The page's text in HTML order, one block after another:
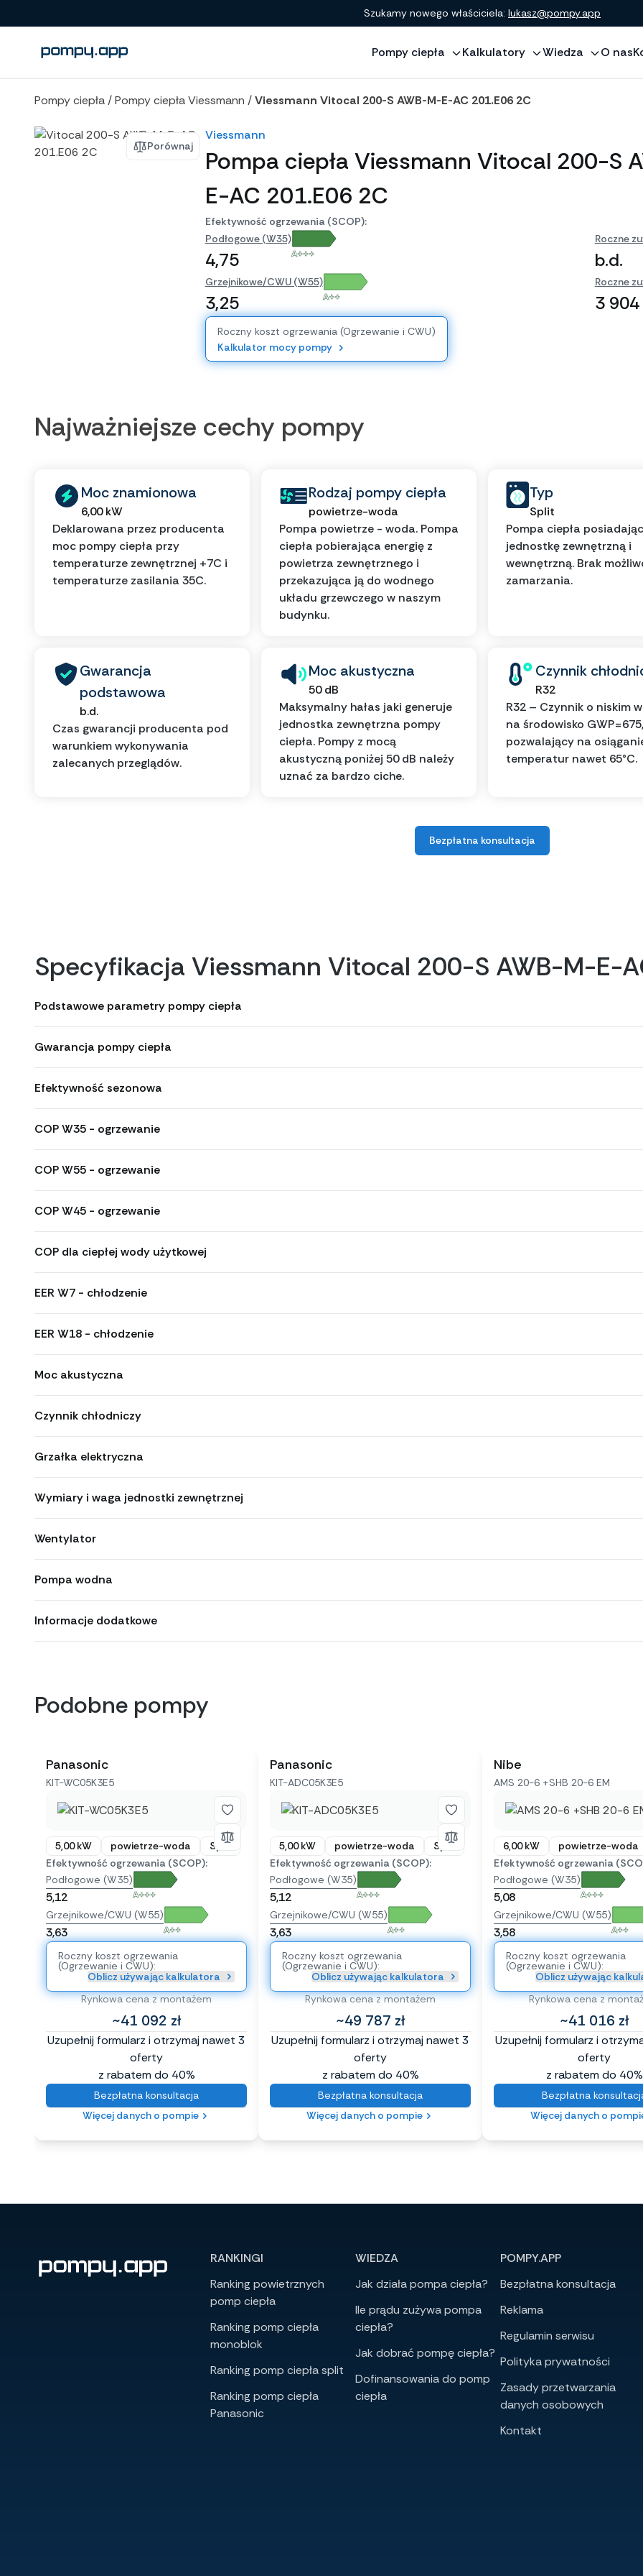
Szukamy nowego właściciela: lukasz@pompy.app
Pompy ciepła Kalkulatory Wiedza O nas
Pompy ciepła /Pompy ciepła Viessmann /Viessmann Vitocal 200-S AWB-M-E-AC 201.E06 2C
Porównaj
Viessmann
Pompa ciepła Viessmann Vitocal 200-S
E-AC 201.E06 2C
Efektywność ogrzewania (SCOP):
Podłogowe (W35)
4,75 A+++
Roczne
b.d.
Grzejnikowe/CWU (W55)
3,25 A++
Roczne
3
Roczny koszt ogrzewania (Ogrzewanie i CWU)
Kalkulator mocy pompy
Najważniejsze cechy pompy
Moc znamionowa
6,00 kW
Deklarowana przez producenta
moc pompy ciepła przy
temperaturze zewnętrznej +7C i
temperaturze zasilania 35C.
Rodzaj pompy ciepła
powietrze-woda
Pompa powietrze - woda. Pompa
ciepła pobierająca energię z
powietrza zewnętrznego i
przekazująca ją do wodnego
układu grzewczego w naszym
budynku.
Typ
Split
Pompa ciepła
jednostkę zewnętrzną i
wewnętrzną. Brak
zamarzania.
Gwarancja
podstawowa
b.d.
Czas gwarancji producenta pod
warunkiem wykonywania
zalecanych przeglądów.
Moc akustyczna
50 dB
Maksymalny hałas jaki generuje
jednostka zewnętrzna pompy
ciepła. Pompy z mocą
akustyczną poniżej 50 dB należy
uznać za bardzo ciche.
Czynnik
R32
R32 – Czynnik o niskim
na środowisko GWP=675,
pozwalający na
temperatur nawet 65°C.
Bezpłatna konsultacja
Specyfikacja Viessmann Vitocal 200-S AWB-M-E-
Podstawowe parametry pompy ciepła
Gwarancja pompy ciepła
Efektywność sezonowa
COP W35 - ogrzewanie
COP W55 - ogrzewanie
COP W45 - ogrzewanie
COP dla ciepłej wody użytkowej
EER W7 - chłodzenie
EER W18 - chłodzenie
Moc akustyczna
Czynnik chłodniczy
Grzałka elektryczna
Wymiary i waga jednostki zewnętrznej
Wentylator
Pompa wodna
Informacje dodatkowe
Podobne pompy
Panasonic
KIT-WC05K3E5
5,00 kW powietrze-woda
Split
Efektywność ogrzewania (SCOP):
Podłogowe (W35)
5,12 A+++
Grzejnikowe/CWU (W55)
3,63 A++
Roczny koszt ogrzewania
(Ogrzewanie i CWU):
Oblicz używając kalkulatora
Rynkowa cena z montażem
~41 092 zł
Uzupełnij formularz i otrzymaj nawet 3
oferty
z rabatem do 40%
Bezpłatna konsultacja
Więcej danych o pompie
Panasonic
KIT-ADC05K3E5
5,00 kW powietrze-woda
Split
Efektywność ogrzewania (SCOP):
Podłogowe (W35)
5,12 A+++
Grzejnikowe/CWU (W55)
3,63 A++
Roczny koszt ogrzewania
(Ogrzewanie i CWU):
Oblicz używając kalkulatora
Rynkowa cena z montażem
~49 787 zł
Uzupełnij formularz i otrzymaj nawet 3
oferty
z rabatem do 40%
Bezpłatna konsultacja
Więcej danych o pompie
Nibe
AMS 20-6 +SHB 20-6 EM
6,00 kW powietrze-woda
Efektywność ogrzewania
Podłogowe (W35)
5,08 A+++
Grzejnikowe/CWU (W55)
3,58 A++
Roczny koszt ogrzewania
(Ogrzewanie i CWU):
Oblicz używając
Rynkowa cena z
~41 016 zł
Uzupełnij formularz i
oferty
z rabatem do 40%
Bezpłatna
Więcej danych o
RANKINGI
Ranking powietrznych
pomp ciepła
Ranking pomp ciepła
monoblok
Ranking pomp ciepła split
Ranking pomp ciepła
Panasonic
WIEDZA
Jak działa pompa ciepła?
Ile prądu zużywa pompa
ciepła?
Jak dobrać pompę ciepła?
Dofinansowania do pomp
ciepła
POMPY.APP
Bezpłatna konsultacja
Reklama
Regulamin serwisu
Polityka prywatności
Zasady przetwarzania
danych osobowych
Kontakt